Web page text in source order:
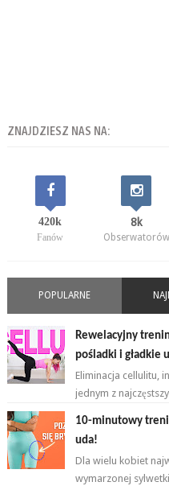
ZNAJDZIESZ NAS NA:
420k
Fanów
8k
Obserwatorów
POPULARNE
Rewelacyjny
pośladki i gładkie
Eliminacja cellulitu,
jednym z
10-minutowy
uda!
Dla wielu kobiet
wymarzonej